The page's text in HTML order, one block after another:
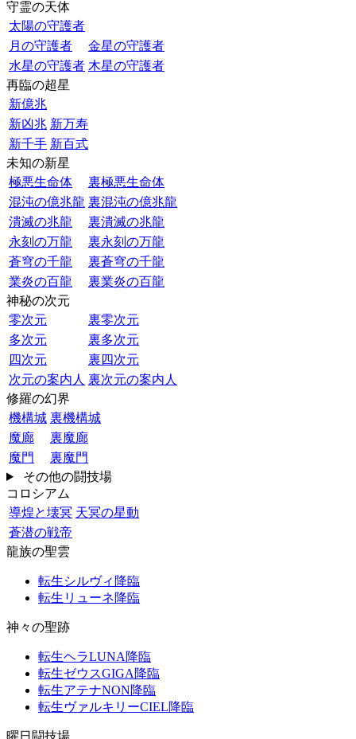
守霊の天体
太陽の守護者
月の守護者
金星の守護者
水星の守護者 木星の守護者
再臨の超星
新億兆
新凶兆 新万寿
新千手 新百式
未知の新星
極悪生命体
裏極悪生命体
混沌の億兆龍 裏混沌の億兆龍
潰滅の兆龍
裏潰滅の兆龍
永刻の万龍
裏永刻の万龍
蒼穹の千龍
裏蒼穹の千龍
業炎の百龍
裏業炎の百龍
神秘の次元
零次元
裏零次元
多次元
裏多次元
四次元
裏四次元
次元の案内人 裏次元の案内人
修羅の幻界
機構城 裏機構城
魔廊
裏魔廊
魔門
裏魔門
その他の闘技場
コロシアム
導煌と壊冥 天冥の星動
蒼潜の戦帝
龍族の聖雲
転生シルヴィ降臨
転生リューネ降臨
神々の聖跡
転生ヘラLUNA降臨
転生ゼウスGIGA降臨
転生アテナNON降臨
転生ヴァルキリーCIEL降臨
曜日闘技場